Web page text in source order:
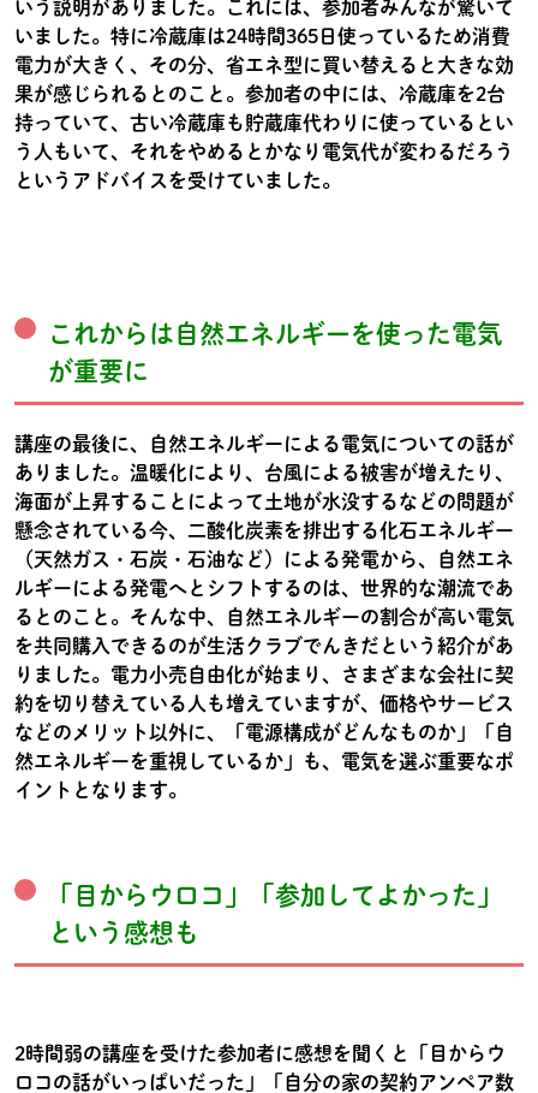
いう説明がありました。これには、参加者みんなが驚いて
いました。特に冷蔵庫は24時間365日使っているため消費
電力が大きく、その分、省エネ型に買い替えると大きな効
果が感じられるとのこと。参加者の中には、冷蔵庫を2台
持っていて、古い冷蔵庫も貯蔵庫代わりに使っているとい
う人もいて、それをやめるとかなり電気代が変わるだろう
というアドバイスを受けていました。
これからは自然エネルギーを使った電気
が重要に
講座の最後に、自然エネルギーによる電気についての話が
ありました。温暖化により、台風による被害が増えたり、
海面が上昇することによって土地が水没するなどの問題が
懸念されている今、二酸化炭素を排出する化石エネルギー
（天然ガス・石炭・石油など）による発電から、自然エネ
ルギーによる発電へとシフトするのは、世界的な潮流であ
るとのこと。そんな中、自然エネルギーの割合が高い電気
を共同購入できるのが生活クラブでんきだという紹介があ
りました。電力小売自由化が始まり、さまざまな会社に契
約を切り替えている人も増えていますが、価格やサービス
などのメリット以外に、「電源構成がどんなものか」「自
然エネルギーを重視しているか」も、電気を選ぶ重要なポ
イントとなります。
「目からウロコ」「参加してよかった」
という感想も
2時間弱の講座を受けた参加者に感想を聞くと「目からウ
ロコの話がいっぱいだった」「自分の家の契約アンペア数